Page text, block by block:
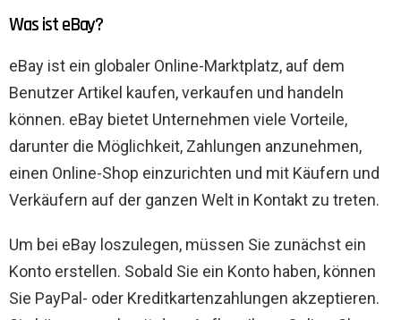
Was ist eBay?
eBay ist ein globaler Online-Marktplatz, auf dem
Benutzer Artikel kaufen, verkaufen und handeln
können. eBay bietet Unternehmen viele Vorteile,
darunter die Möglichkeit, Zahlungen anzunehmen,
einen Online-Shop einzurichten und mit Käufern und
Verkäufern auf der ganzen Welt in Kontakt zu treten.
Um bei eBay loszulegen, müssen Sie zunächst ein
Konto erstellen. Sobald Sie ein Konto haben, können
Sie PayPal- oder Kreditkartenzahlungen akzeptieren.